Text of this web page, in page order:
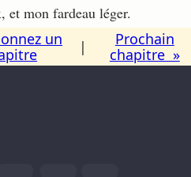
et mon fardeau léger.
un
|
Prochain
chapitre »